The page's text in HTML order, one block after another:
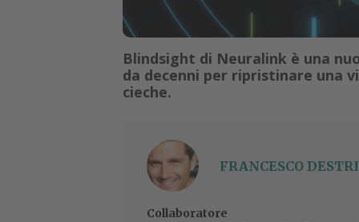
Blindsight di Neuralink è una
da decenni per ripristinare una
cieche.
FRANCESCO DESTRI
Collaboratore